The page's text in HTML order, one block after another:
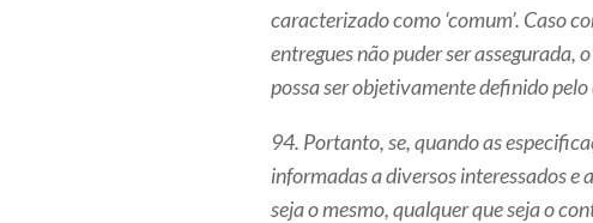
caracterizado como ‘comum’. Caso
entregues não puder ser assegurada,
possa ser objetivamente definido
94. Portanto, se, quando as
informadas a diversos interessados e
seja o mesmo, qualquer que seja o